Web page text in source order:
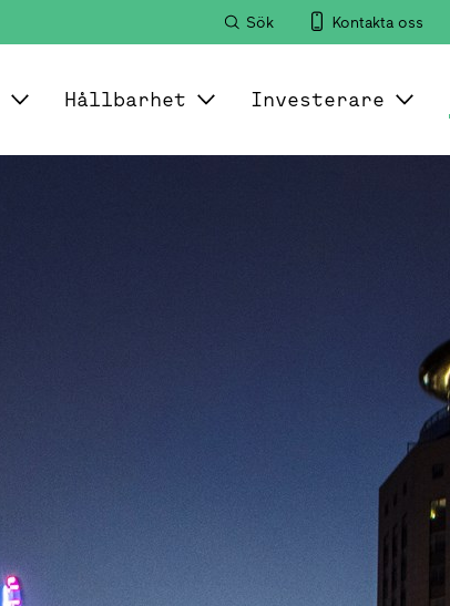
Sök Kontakta oss
Hållbarhet Investerare